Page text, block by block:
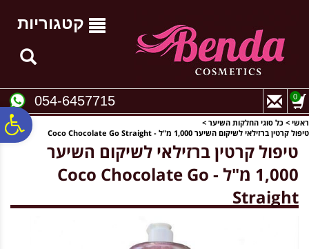
נגישות
קטגוריות
054-6457715 0
ראשי > כל סוגי החלקות השיער >
טיפול קרטין ברזילאי לשיקום השיער 1,000 מ"ל - Coco Chocolate Go Straight
טיפול קרטין ברזילאי לשיקום השיער
1,000 מ"ל - Coco Chocolate Go
Straight